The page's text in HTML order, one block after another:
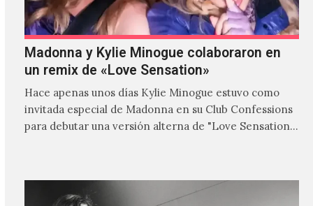
Madonna y Kylie Minogue colaboraron en
un remix de «Love Sensation»
Hace apenas unos días Kylie Minogue estuvo como
invitada especial de Madonna en su Club Confessions
para debutar una versión alterna de "Love Sensation",